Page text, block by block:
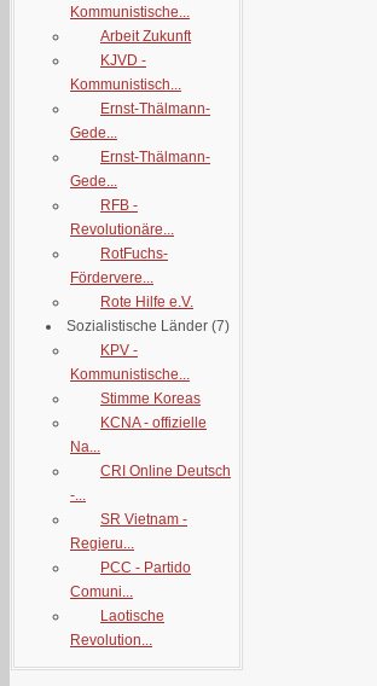
Kommunistische...
Arbeit Zukunft
KJVD -
Kommunistisch...
Ernst-Thälmann-
Gede...
Ernst-Thälmann-
Gede...
RFB -
Revolutionäre...
RotFuchs-
Fördervere...
Rote Hilfe e.V.
Sozialistische Länder (7)
KPV -
Kommunistische...
Stimme Koreas
KCNA - offizielle
Na...
CRI Online Deutsch
-...
SR Vietnam -
Regieru...
PCC - Partido
Comuni...
Laotische
Revolution...